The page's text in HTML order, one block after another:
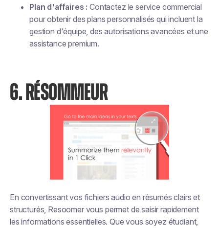
Plan d'affaires : Contactez le service commercial
pour obtenir des plans personnalisés qui incluent la
gestion d'équipe, des autorisations avancées et une
assistance premium.
6. RÉSOMMEUR
En convertissant vos fichiers audio en résumés clairs et
structurés, Resoomer vous permet de saisir rapidement
les informations essentielles. Que vous soyez étudiant,